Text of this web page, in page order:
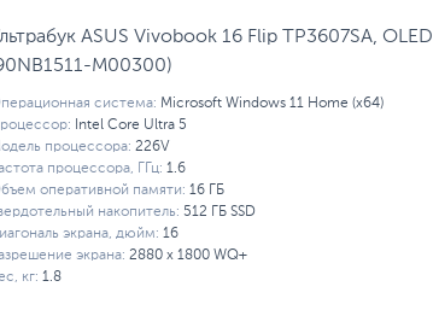
ASUS Vivobook 16 Flip TP3607SA, OLED
M00300)
система: Microsoft Windows 11 Home (x64)
Intel Core Ultra 5
процессора: 226V
процессора, ГГц: 1.6
оперативной памяти: 16 ГБ
накопитель: 512 ГБ SSD
экрана, дюйм: 16
экрана: 2880 x 1800 WQ+
кг: 1.8